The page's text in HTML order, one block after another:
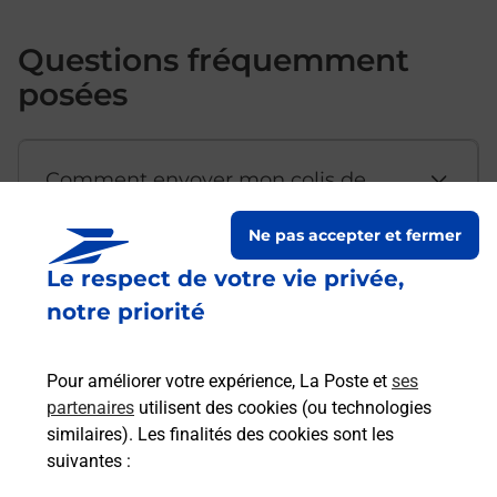
Le respect de votre vie privée,
notre priorité
Pour améliorer votre expérience, La Poste et ses
partenaires utilisent des cookies (ou technologies
similaires). Les finalités des cookies sont les
suivantes :
Ne pas accepter et fermer
Questions fréquemment
posées
Comment envoyer mon colis de
Est-il possible d’acheter un
emballage directement depuis un
Comment demander une
modification de livraison ?